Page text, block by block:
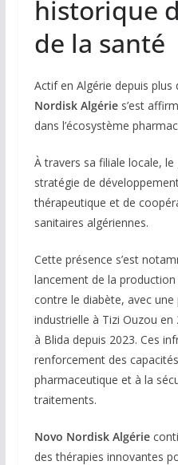
historique
de la santé
Actif en Algérie depuis plus
Nordisk Algéries’est
dans l’écosystème
À travers sa filiale locale,
stratégie de
thérapeutique et de
sanitaires algériennes.
Cette présence s’est
lancement de la
contre le diabète, avec
industrielle à Tizi Ouzou en
à Blida depuis 2023. Ces
renforcement des
pharmaceutique et à la
traitements.
Novo Nordisk Algérie
des thérapies innovantes